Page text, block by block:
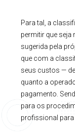
Para tal, a
permitir que seja
sugerida pela
que com a
seus custos —
quanto a
pagamento.
para os
profissional para